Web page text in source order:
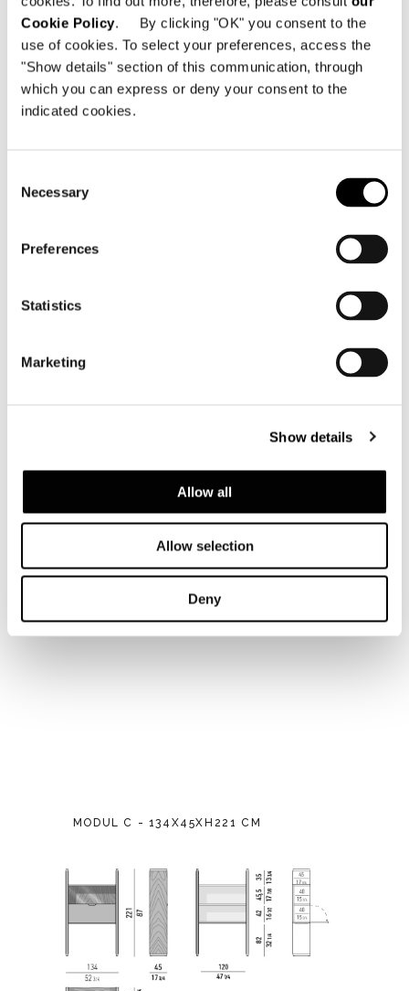
Cookie Policy. By clicking "OK" you consent to the
use of cookies. To select your preferences, access the
"Show details" section of this communication, through
which you can express or deny your consent to the
indicated cookies.
Selection
Necessary
Preferences
Statistics
Marketing
Show details
Allow all
Allow selection
Deny
MODUL A - 134X45XH221 CM
MODUL C - 134X45XH221 CM